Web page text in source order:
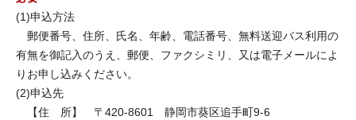
(1)申込方法
郵便番号、住所、氏名、年齢、電話番号、無料送迎バス利用の
有無を御記入のうえ、郵便、ファクシミリ、又は電子メールによ
りお申し込みください。
(2)申込先
【住 所】 〒420-8601 静岡市葵区追手町9-6